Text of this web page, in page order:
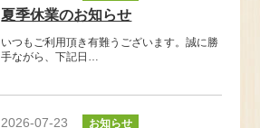
夏季休業のお知らせ
いつもご利用頂き有難うございます。誠に勝
手ながら、下記日…
2026-07-23 お知らせ